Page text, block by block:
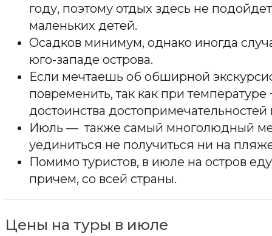
году, поэтому отдых здесь не
маленьких детей.
Осадков минимум, однако иногда
юго-западе острова.
Если мечтаешь об обширной
повременить, так как при температуре
достоинства достопримечательностей
Июль — также самый многолюдный
уединиться не получиться ни на
Помимо туристов, в июле на остров
причем, со всей страны.
Цены на туры в июле